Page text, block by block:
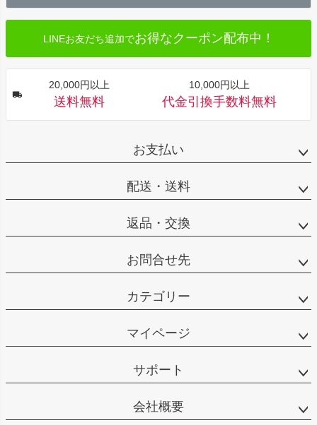
へ
LINEお友だち追加でお得なクーポン配布中！
20,000円以上
送料無料
10,000円以上
代金引換手数料無料
お支払い
配送・送料
返品・交換
お問合せ先
カテゴリー
マイページ
サポート
会社概要